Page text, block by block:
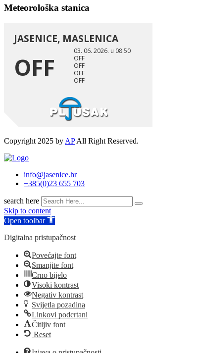
Meteorološka stanica
Copyright 2025 by APAll Right Reserved.
info@jasenice.hr
+385(0)23 655 703
search here
Skip to content
Open toolbar
Digitalna pristupačnost
Povećajte font
Smanjite font
Crno bijelo
Visoki kontrast
Negativ kontrast
Svijetla pozadina
Linkovi podcrtani
Čitljiv font
Reset